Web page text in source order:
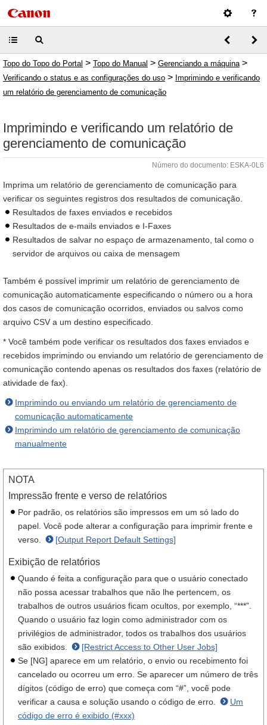
Topo do Topo do Portal > Topo do Manual > Gerenciando a máquina >
Verificando o status e as configurações do uso > Imprimindo e verificando
um relatório de gerenciamento de comunicação
Imprimindo e verificando um relatório de
gerenciamento de comunicação
Número do documento: ESKA-0L6
Imprima um relatório de gerenciamento de comunicação para
verificar os seguintes registros dos resultados de comunicação.
Resultados de faxes enviados e recebidos
Resultados de e-mails enviados e I-Faxes
Resultados de salvar no espaço de armazenamento, tal como o
servidor de arquivos ou caixa de mensagem
Também é possível imprimir um relatório de gerenciamento de
comunicação automaticamente especificando o número ou a hora
dos casos de comunicação ocorridos, enviados ou salvos como
arquivo CSV a um destino especificado.
* Você também pode verificar os resultados dos faxes enviados e
recebidos imprimindo ou enviando um relatório de gerenciamento de
comunicação contendo apenas os resultados dos faxes (relatório de
atividade de fax).
Imprimindo ou enviando um relatório de gerenciamento de
comunicação automaticamente
Imprimindo um relatório de gerenciamento de comunicação
manualmente
NOTA
Impressão frente e verso de relatórios
Por padrão, os relatórios são impressos em um só lado do
papel. Você pode alterar a configuração para imprimir frente e
verso.
[Output Report Default Settings]
Exibição de relatórios
Quando é feita a configuração para que o usuário conectado
não possa acessar trabalhos que não lhe pertencem, os
trabalhos de outros usuários ficam ocultos, por exemplo, “***”.
Quando o usuário faz login como administrador com os
privilégios de administrador, todos os trabalhos dos usuários
são exibidos.
[Restrict Access to Other User Jobs]
Se [NG] aparece em um relatório, o envio ou recebimento foi
cancelado ou ocorreu um erro. Se aparecer um número de três
dígitos (código de erro) que começa com “#”, você pode
verificar a causa e solução usando o código de erro.
Um
código de erro é exibido (#xxx)